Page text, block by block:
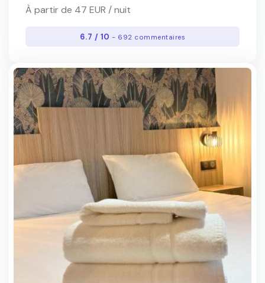
À partir de 47 EUR / nuit
6.7 / 10- 692 commentaires